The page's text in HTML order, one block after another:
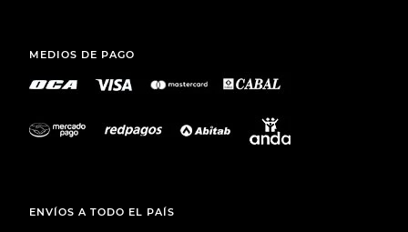
MEDIOS DE PAGO
ENVÍOS A TODO EL PAÍS